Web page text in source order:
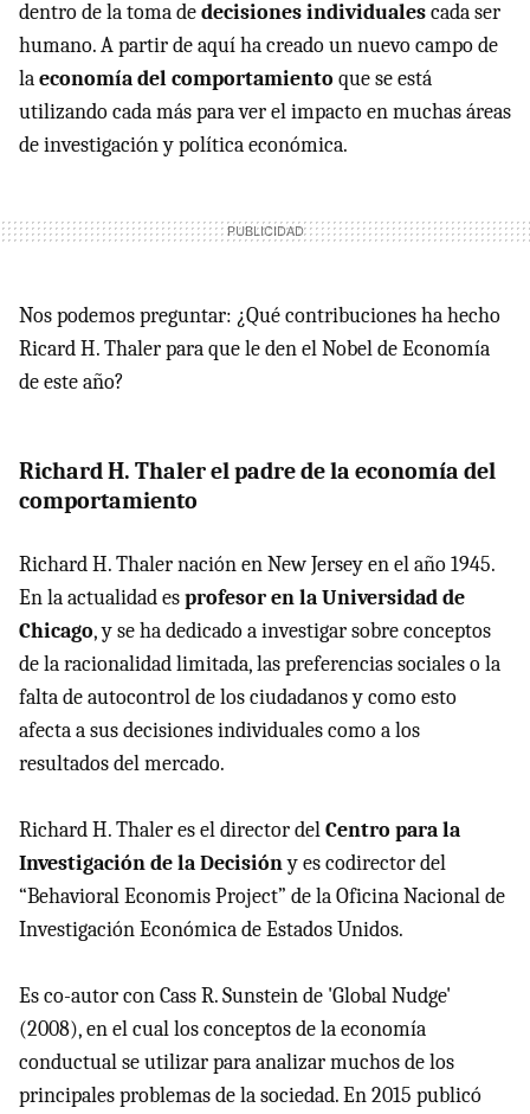
dentro de la toma dedecisiones individualescada ser
humano. A partir de aquí ha creado un nuevo campo de
laeconomía del comportamiento que se está
utilizando cada más para ver el impacto en muchas áreas
de investigación y política económica.
Nos podemos preguntar: ¿Qué contribuciones ha hecho
Ricard H. Thaler para que le den el Nobel de Economía
de este año?
Richard H. Thaler el padre de la economía del
comportamiento
Richard H. Thaler nación en New Jersey en el año 1945.
En la actualidad esprofesor en la Universidad de
Chicago, y se ha dedicado a investigar sobre conceptos
de la racionalidad limitada, las preferencias sociales o la
falta de autocontrol de los ciudadanos y como esto
afecta a sus decisiones individuales como a los
resultados del mercado.
Richard H. Thaler es el director delCentro para la
Investigación de la Decisióny es codirector del
“Behavioral Economis Project” de la Oficina Nacional de
Investigación Económica de Estados Unidos.
Es co-autor con Cass R. Sunstein de 'Global Nudge'
(2008), en el cual los conceptos de la economía
conductual se utilizar para analizar muchos de los
principales problemas de la sociedad. En 2015 publicó